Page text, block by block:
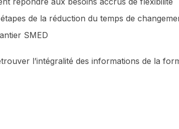
de la réduction du temps de
SMED
l’intégralité des informations de la